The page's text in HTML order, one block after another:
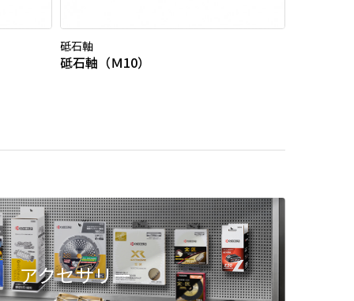
砥石軸
砥石軸（Ｍ10）
アクセサリー